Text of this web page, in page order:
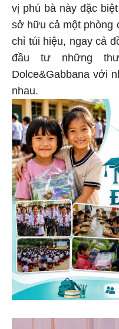
vị phú bà này đặc
sở hữu cả một phòng
chỉ túi hiệu, ngay cả
đầu tư những
Dolce&Gabbana với
nhau.